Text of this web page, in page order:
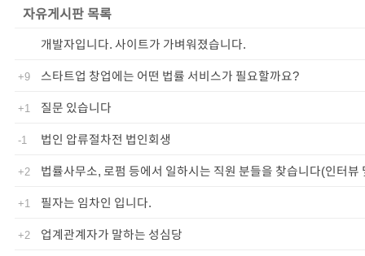
자유게시판목록
개발자입니다. 사이트가 가벼워졌습니다.
+9 스타트업 창업에는 어떤 법률 서비스가 필요할까요?
+1 질문 있습니다
-1 법인 압류절차전 법인회생
+2 법률사무소, 로펌 등에서 일하시는 직원 분들을 찾습니다(인터뷰
+1 필자는 임차인 입니다.
+2
업계관계자가 말하는 성심당